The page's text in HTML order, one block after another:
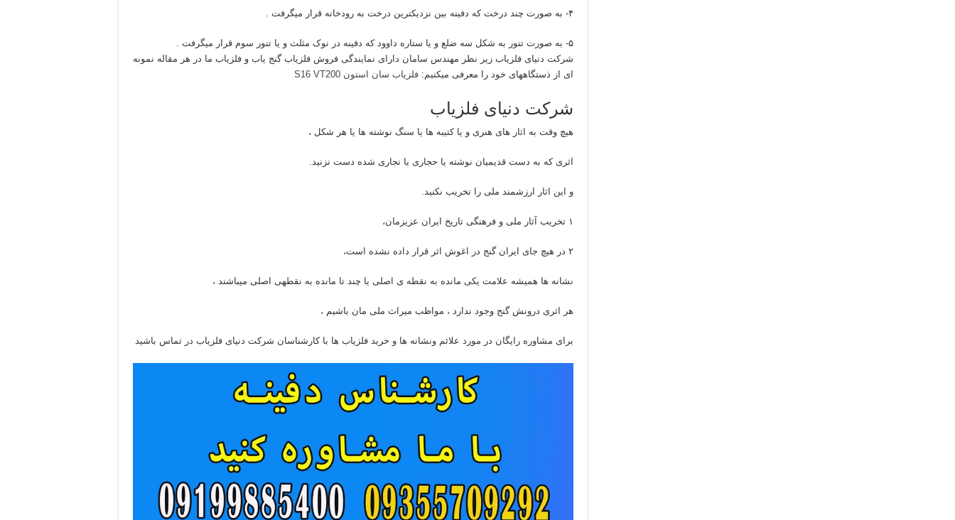
۴- به صورت چند درخت که دفینه بین نزدیکترین درخت به رودخانه قرار میگرفت .
۵- به صورت تنور به شکل سه ضلع و یا ستاره داوود که دفینه در نوک مثلث و یا تنور سوم قرار میگرفت .
شرکت دنیای فلزیاب زیر نظر مهندس سامان دارای نمایندگی فروش فلزیاب گنج یاب و فلزیاب ما در هر مقاله نمونه
ای از ذستگاههای خود را معرفی میکنیم: فلزیاب سان استون S16 VT200
شرکت دنیای فلزیاب
هیچ وقت به اثار های هنری و یا کتیبه ها یا سنگ نوشته ها یا هر شکل ،
اثری که به دست قدیمیان نوشته یا حجاری یا نجاری شده دست نزنید.
و این اثار ارزشمند ملی را تخریب نکنید.
۱ تخریب آثار ملی و فرهنگی تاریخ ایران عزیزمان،
۲ در هیچ جای ایران گنج در اغوش اثر قرار داده نشده است،
نشانه ها همیشه علامت یکی مانده به نقطه ی اصلی یا چند تا مانده به نقطهی اصلی میباشند ،
هر اثری درونش گنج وجود ندارد ، مواظب میراث ملی مان باشیم ،
برای مشاوره رایگان در مورد علائم ونشانه ها و خرید فلزیاب ها با کارشناسان شرکت دنیای فلزیاب در تماس باشید